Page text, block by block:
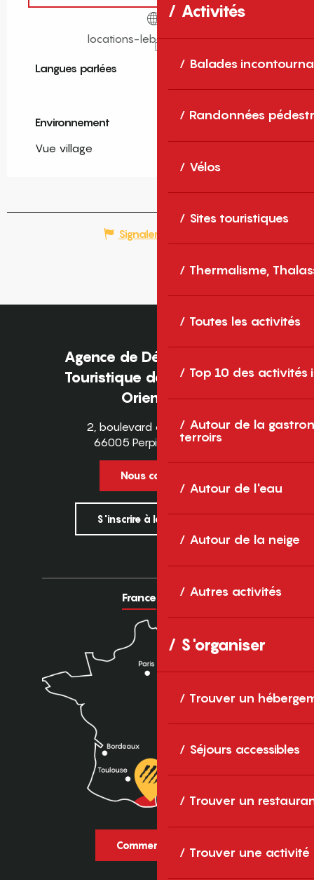
Activités
Balades
Randonnées
Vélos
Sites touristiques
Thermalisme,
Toutes les activités
Top 10 des activités
Autour de la
terroirs
Autour de l'eau
Autour de la neige
Autres activités
S'organiser
Trouver un
Séjours accessibles
Trouver un
Trouver une activité
locations-leber-leboulou.fr
Langues parlées
Langues parlées
Environnement
Environnement
Vue village
Signaler une erreur
Agence de Développement
Touristique des Pyrénées-
Orientales
2, boulevard des Pyrénées
66005 Perpignan Cedex
Nous contacter
S'inscrire à la newsletter
France Europe
Comment venir ?